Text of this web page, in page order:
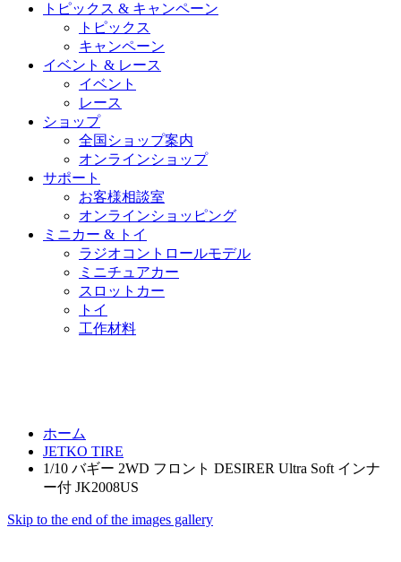
トピックス & キャンペーン
トピックス
キャンペーン
イベント & レース
イベント
レース
ショップ
全国ショップ案内
オンラインショップ
サポート
お客様相談室
オンラインショッピング
ミニカー & トイ
ラジオコントロールモデル
ミニチュアカー
スロットカー
トイ
工作材料
ホーム
JETKO TIRE
1/10 バギー 2WD フロント DESIRER Ultra Soft インナ
ー付 JK2008US
Skip to the end of the images gallery